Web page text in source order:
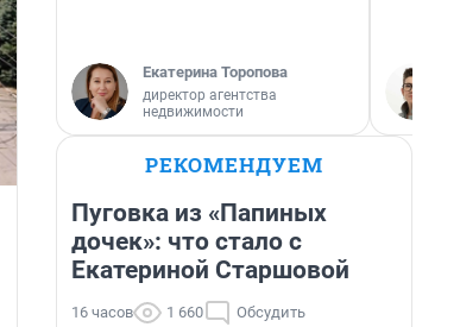
Екатерина Торопова
директор агентства
недвижимости
РЕКОМЕНДУЕМ
Пуговка из «Папиных
дочек»: что стало с
Екатериной Старшовой
16 часов 1 660 Обсудить